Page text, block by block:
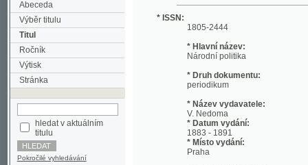
Výběr titulu
Titul
Ročník
Výtisk
Stránka
hledat v aktuálním
Pokročilé vyhledávání
1805-2444
* Hlavní název:
* Druh dokumentu:
* Název vydavatele:
V. Nedoma
* Datum vydání:
1883 - 1891
* Místo vydání:
* Název vydavatele:
Ad. Srb